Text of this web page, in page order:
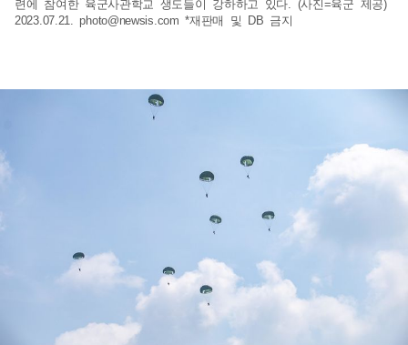
련에 참여한 육군사관학교 생도들이 강하하고 있다. (사진=육군 제공)
2023.07.21.photo@newsis.com *재판매 및 DB 금지